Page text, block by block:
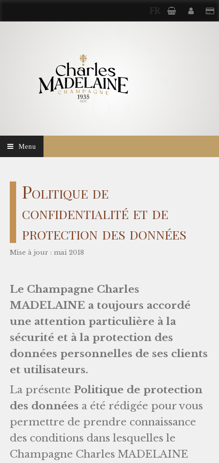
FR
Menu
Politique de
confidentialité et de
protection des données
Mise à jour : mai 2018
Le Champagne Charles
MADELAINE a toujours accordé
une attention particulière à la
sécurité et à la protection des
données personnelles de ses clients
et utilisateurs.
La présente Politique de protection
des données a été rédigée pour vous
permettre de prendre connaissance
des conditions dans lesquelles le
Champagne Charles MADELAINE